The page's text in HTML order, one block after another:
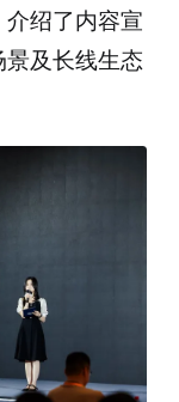
绍了内容宣
及长线生态